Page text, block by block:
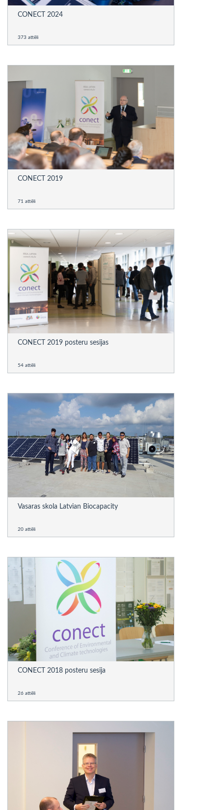
CONECT 2024
373 attēli
CONECT 2019
71 attēli
CONECT 2019 posteru sesijas
54 attēli
Vasaras skola Latvian Biocapacity
20 attēli
CONECT 2018 posteru sesija
26 attēli